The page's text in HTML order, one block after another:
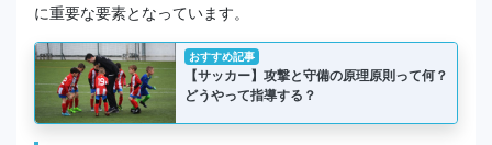
に重要な要素となっています。
おすすめ記事
【サッカー】攻撃と守備の原理原則って何？
どうやって指導する？